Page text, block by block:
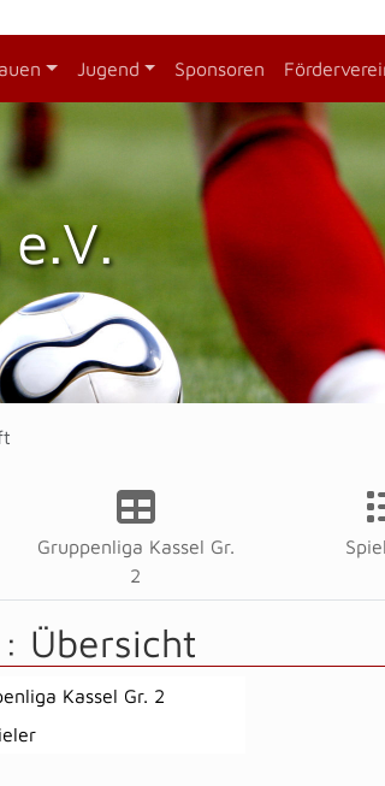
Jugend Sponsoren
Gruppenliga Kassel Gr.
2
Übersicht
Kassel Gr. 2